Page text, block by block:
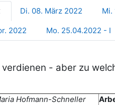
Di. 08. März 2022 Mi.
2022 Mo. 25.04.2022 - I
- aber zu
Hofmann-Schneller